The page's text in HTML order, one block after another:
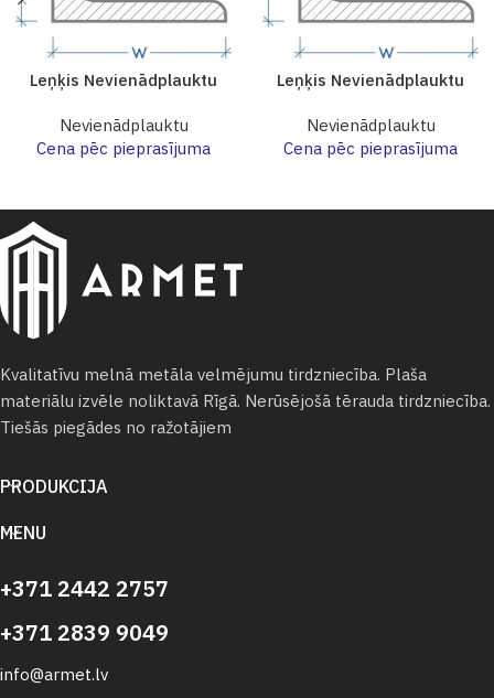
Leņķis Nevienādplauktu
Nevienādplauktu
Cena pēc pieprasījuma
Leņķis Nevienādplauktu
Nevienādplauktu
Cena pēc pieprasījuma
Kvalitatīvu melnā metāla velmējumu tirdzniecība. Plaša
materiālu izvēle noliktavā Rīgā. Nerūsējošā tērauda tirdzniecība.
Tiešās piegādes no ražotājiem
PRODUKCIJA
MENU
+371 2442 2757
+371 2839 9049
info@armet.lv